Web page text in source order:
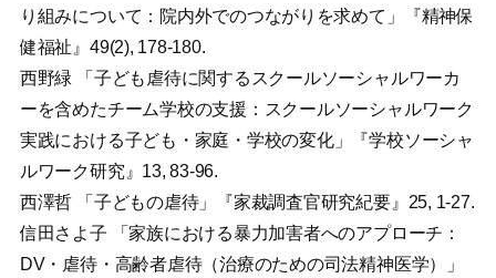
り組みについて：院内外でのつながりを求めて」『精神保
健福祉』49(2), 178-180.
西野緑 「子ども虐待に関するスクールソーシャルワーカ
ーを含めたチーム学校の支援：スクールソーシャルワーク
実践における子ども・家庭・学校の変化」『学校ソーシャ
ルワーク研究』13, 83-96.
西澤哲 「子どもの虐待」『家裁調査官研究紀要』25, 1-27.
信田さよ子 「家族における暴力加害者へのアプローチ：
DV・虐待・高齢者虐待（治療のための司法精神医学）」